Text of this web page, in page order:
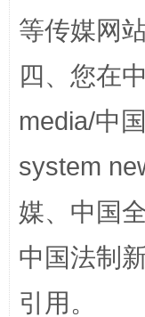
等传媒网
四、您在
media/中
system
媒、中国
中国法制
引用。